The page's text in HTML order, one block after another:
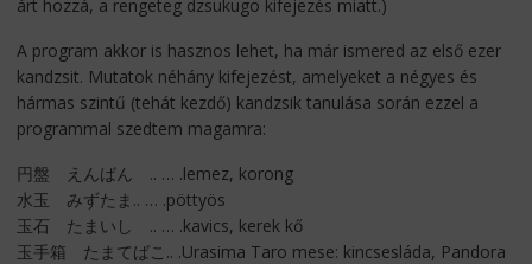
árt hozzá, a rengeteg dzsukugo kifejezés miatt.)
A program akkor is hasznos lehet, ha már ismered az első ezer
kandzsit. Mutatok néhány kifejezést, amelyeket a négyes és
hármas szintű (tehát kezdő) kandzsik tanulása során ezzel a
programmal szedtem magamra:
円盤 えんばん .. … .lemez, korong
水玉 みずたま.. … .pöttyös
玉石 たまいし .. … .kavics, kerek kő
玉手箱 たまてばこ.. .Urasima Taro mese: kincsesláda, Pandora